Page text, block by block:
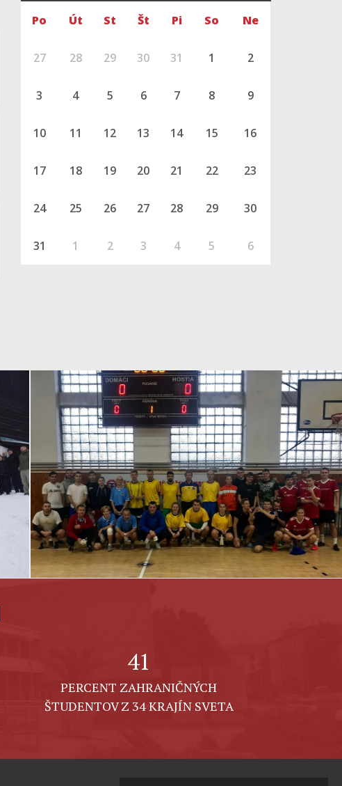
Po Út St Št Pi So Ne
27 28 29 30 31 1 2
3 4 5 6 7 8 9
10 11 12 13 14 15 16
17 18 19 20 21 22 23
24 25 26 27 28 29 30
31 1 2 3 4 5 6
41
PERCENT ZAHRANIČNÝCH
ŠTUDENTOV Z 34 KRAJÍN SVETA